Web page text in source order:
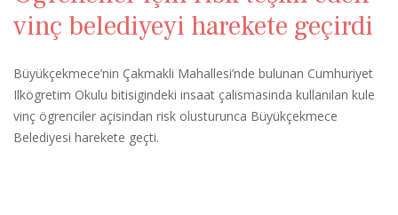
vinç belediyeyi harekete geçirdi
Büyükçekmece’nin Çakmakli Mahallesi’nde bulunan Cumhuriyet
Ilkögretim Okulu bitisigindeki insaat çalismasinda kullanilan kule
vinç ögrenciler açisindan risk olusturunca Büyükçekmece
Belediyesi harekete geçti.